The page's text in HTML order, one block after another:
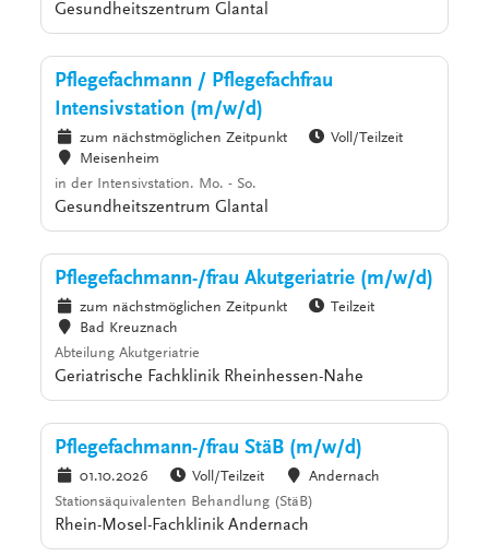
Gesundheitszentrum Glantal
Pflegefachmann / Pflegefachfrau
Intensivstation (m/w/d)
zum nächstmöglichen Zeitpunkt
Voll/Teilzeit
Meisenheim
in der Intensivstation. Mo. - So.
Gesundheitszentrum Glantal
Pflegefachmann-/frau Akutgeriatrie (m/w/d)
zum nächstmöglichen Zeitpunkt
Teilzeit
Bad Kreuznach
Abteilung Akutgeriatrie
Geriatrische Fachklinik Rheinhessen-Nahe
Pflegefachmann-/frau StäB (m/w/d)
01.10.2026 Voll/Teilzeit
Andernach
Stationsäquivalenten Behandlung (StäB)
Rhein-Mosel-Fachklinik Andernach